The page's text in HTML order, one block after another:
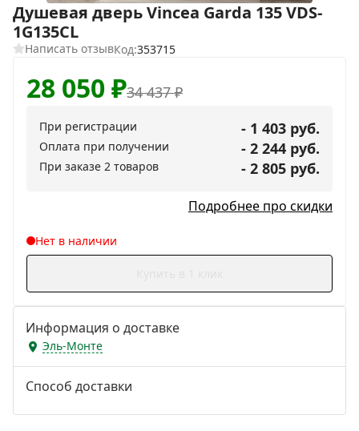
Душевая дверь Vincea Garda 135 VDS-
1G135CL
Написать отзывКод:353715
34 437₽
28 050₽
При регистрации - 1 403 руб.
Оплата при получении - 2 244 руб.
При заказе 2 товаров - 2 805 руб.
Подробнее про скидки
Нет в наличии
Информация о доставке
Эль-Монте
Способ доставки